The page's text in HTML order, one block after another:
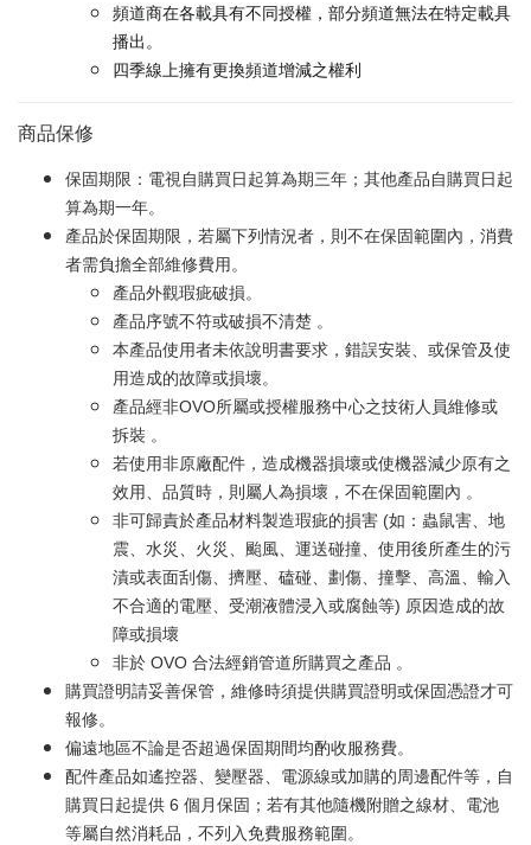
頻道商在各載具有不同授權，部分頻道無法在特定載具
播出。
四季線上擁有更換頻道增減之權利
商品保修
保固期限：電視自購買日起算為期三年；其他產品自購買日起
算為期一年。
產品於保固期限，若屬下列情況者，則不在保固範圍內，消費
者需負擔全部維修費用。
產品外觀瑕疵破損。
產品序號不符或破損不清楚 。
本產品使用者未依說明書要求，錯誤安裝、或保管及使
用造成的故障或損壞。
產品經非OVO所屬或授權服務中心之技術人員維修或
拆裝 。
若使用非原廠配件，造成機器損壞或使機器減少原有之
效用、品質時，則屬人為損壞，不在保固範圍內 。
非可歸責於產品材料製造瑕疵的損害 (如：蟲鼠害、地
震、水災、火災、颱風、運送碰撞、使用後所產生的污
漬或表面刮傷、擠壓、磕碰、劃傷、撞擊、高溫、輸入
不合適的電壓、受潮液體浸入或腐蝕等) 原因造成的故
障或損壞
非於 OVO 合法經銷管道所購買之產品 。
購買證明請妥善保管，維修時須提供購買證明或保固憑證才可
報修。
偏遠地區不論是否超過保固期間均酌收服務費。
配件產品如遙控器、變壓器、電源線或加購的周邊配件等，自
購買日起提供 6 個月保固；若有其他隨機附贈之線材、電池
等屬自然消耗品，不列入免費服務範圍。